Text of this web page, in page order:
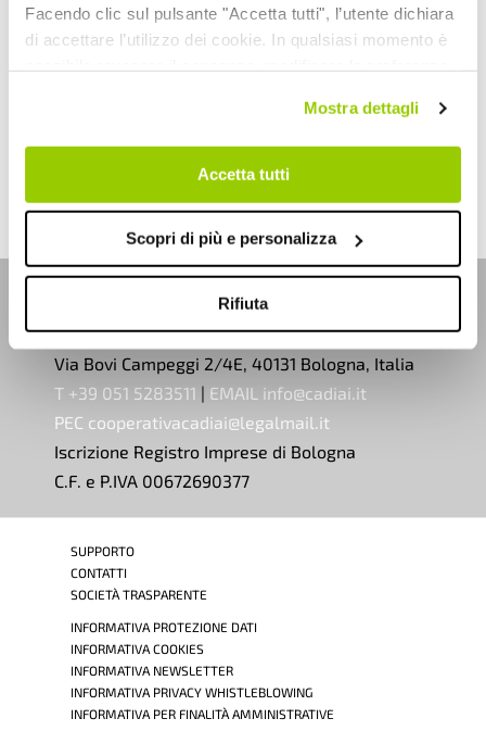
Facendo clic sul pulsante "Accetta tutti", l’utente dichiara
di accettare l’utilizzo dei cookie. In qualsiasi momento è
facendo clic su "Scopri di più e personalizza". Chiudendo
questa informativa con l’apposito tasto in alto a destra
continui senza accettare.
Mostra dettagli
Accetta tutti
Scopri di più e personalizza
Rifiuta
Cadiai Cooperativa Sociale
Via Bovi Campeggi 2/4E, 40131 Bologna, Italia
T +39 051 5283511 | EMAIL info@cadiai.it
PEC cooperativacadiai@legalmail.it
Iscrizione Registro Imprese di Bologna
C.F. e P.IVA 00672690377
SUPPORTO
CONTATTI
SOCIETÀ TRASPARENTE
INFORMATIVA PROTEZIONE DATI
INFORMATIVA COOKIES
INFORMATIVA NEWSLETTER
INFORMATIVA PRIVACY WHISTLEBLOWING
INFORMATIVA PER FINALITÀ AMMINISTRATIVE